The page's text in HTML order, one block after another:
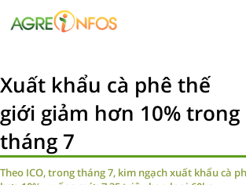
Xuất khẩu cà phê thế
giới giảm hơn 10% trong
tháng 7
Theo ICO, trong tháng 7, kim ngạch xuất khẩu cà